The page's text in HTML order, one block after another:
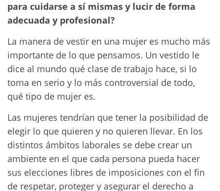
para cuidarse a sí mismas y lucir de forma
adecuada y profesional?
La manera de vestir en una mujer es mucho más
importante de lo que pensamos. Un vestido le
dice al mundo qué clase de trabajo hace, si lo
toma en serio y lo más controversial de todo,
qué tipo de mujer es.
Las mujeres tendrían que tener la posibilidad de
elegir lo que quieren y no quieren llevar. En los
distintos ámbitos laborales se debe crear un
ambiente en el que cada persona pueda hacer
sus elecciones libres de imposiciones con el fin
de respetar, proteger y asegurar el derecho a